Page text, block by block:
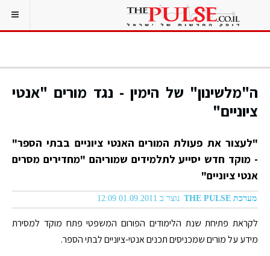
ה"מלשינון" של הימין - נגד מורים "אנטי
ציוניים"
"לעצור את פעולת המורים האנטי ציוניים בבתי הספר"
- מוקד חדש יסייע לתלמידים שמוריהם "מחדירים מסרים
אנטי ציוניים"
מערכת THE PULSE נוצר ב 01.09.2011 12:09
לקראת פתיחת שנת הלימודים הפורום המשפטי פתח מוקד למסירת
מידע על מורים שמכניסים תכנים אנטי-ציוניים לבתי הספר.